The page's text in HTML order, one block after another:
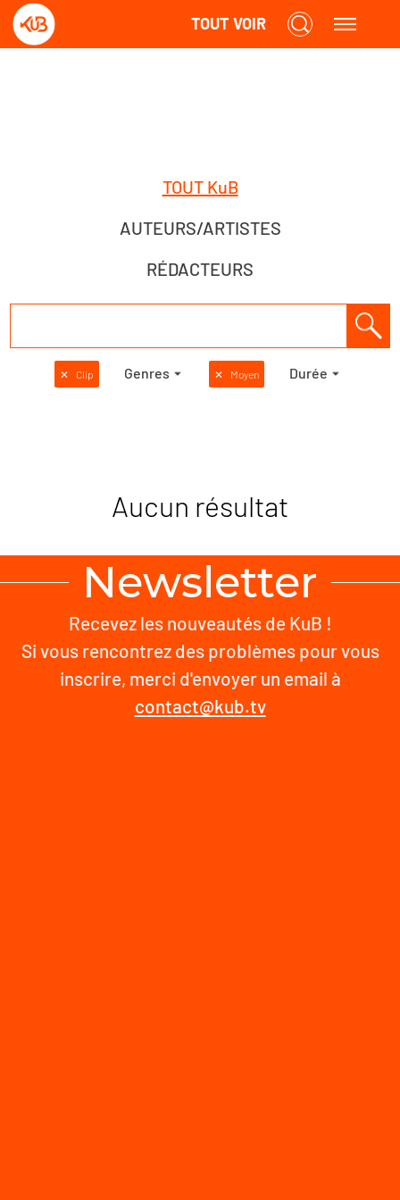
TOUT VOIR
TOUT KuB
AUTEURS/ARTISTES
RÉDACTEURS
✕ Clip Genres ✕ Moyen Durée
Aucun résultat
Newsletter
Recevez les nouveautés de KuB !
Si vous rencontrez des problèmes pour vous
inscrire, merci d'envoyer un email à
contact@kub.tv